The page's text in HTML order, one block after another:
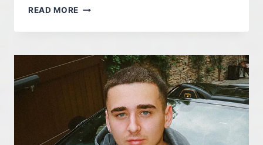
READ MORE PRAGMATA
HRATELNÉ
I
KONZOLÍCH
INDIAN